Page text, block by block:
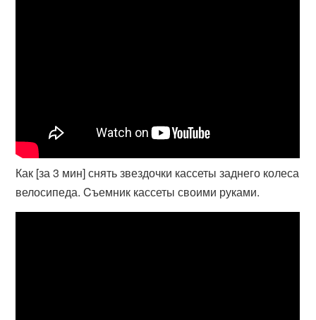
Как [за 3 мин] снять звездочки кассеты заднего колеса
велосипеда. Cъемник кассеты своими руками.